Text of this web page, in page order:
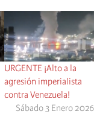
URGENTE ¡Alto a la
agresión imperialista
contra Venezuela!
Sábado 3 Enero 2026